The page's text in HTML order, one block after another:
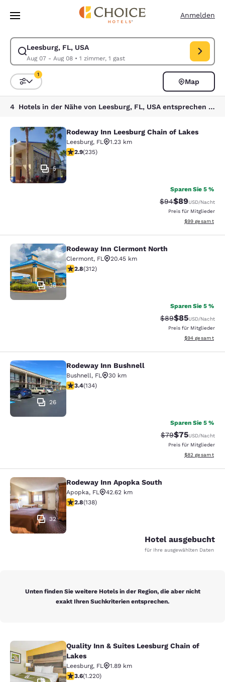
Weiter Zu Hauptinhalt
Anmelden
Leesburg, FL, USA
Aug 07 - Aug 08• 1 zimmer, 1 gast
Suche für Leesburg, FL, USA ändern. Check-in-Datum Aug 07, Check-
Sortieren und Filtern,
1
Map
4 Hotels in der Nähe von Leesburg, FL, USA entsprechen Ihren Filtern
Rodeway Inn Leesburg Chain of
5
Rodeway Inn Leesburg Chain of Lakes
Leesburg, FL
1.23 km
2.9-Sterne-Bewertung. Mittelmäßig. 235 Bewertungen
2.9(235)
Sparen Sie 5 %
Durchgestrichener
$94Vergünstigter
$89USD/Nacht
Preis für Mitglieder
Geschätzte
$99 gesamt
Rodeway Inn Clermont North
36
Rodeway Inn Clermont North
Clermont, FL
20.45 km
2.76-Sterne-Bewertung. Mittelmäßig. 312 Bewertungen
2.8(312)
Sparen Sie 5 %
$89Vergünstigter
$85USD/Nacht
Preis für Mitglieder
Geschätzte
$94 gesamt
Rodeway Inn Bushnell
26
Rodeway Inn Bushnell
Bushnell, FL
30 km
3.37-Sterne-Bewertung. Gut. 134 Bewertungen
3.4(134)
Sparen Sie 5 %
$79Vergünstigter
$75USD/Nacht
Preis für Mitglieder
Geschätzte
$82 gesamt
Rodeway Inn Apopka South
32
Rodeway Inn Apopka South
Apopka, FL
42.62 km
2.75-Sterne-Bewertung. Mittelmäßig. 138 Bewertungen
2.8(138)
Hotel ausgebucht
für Ihre ausgewählten Daten
Unten finden Sie weitere Hotels in der Region, die aber nicht
exakt Ihren Suchkriterien entsprechen.
Quality Inn & Suites Leesburg
Quality Inn & Suites Leesburg Chain of
Lakes
Leesburg, FL
1.89 km
3.56-Sterne-Bewertung. Gut. 1220 Bewertungen
3.6(1.220)